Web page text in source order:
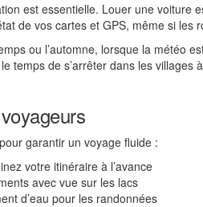
est essentielle. Louer une voiture
de vos cartes et GPS, même si
ou l’automne, lorsque la météo
temps de s’arrêter dans les
garantir un voyage fluide :
votre itinéraire à l’avance
avec vue sur les lacs
d’eau pour les randonnées